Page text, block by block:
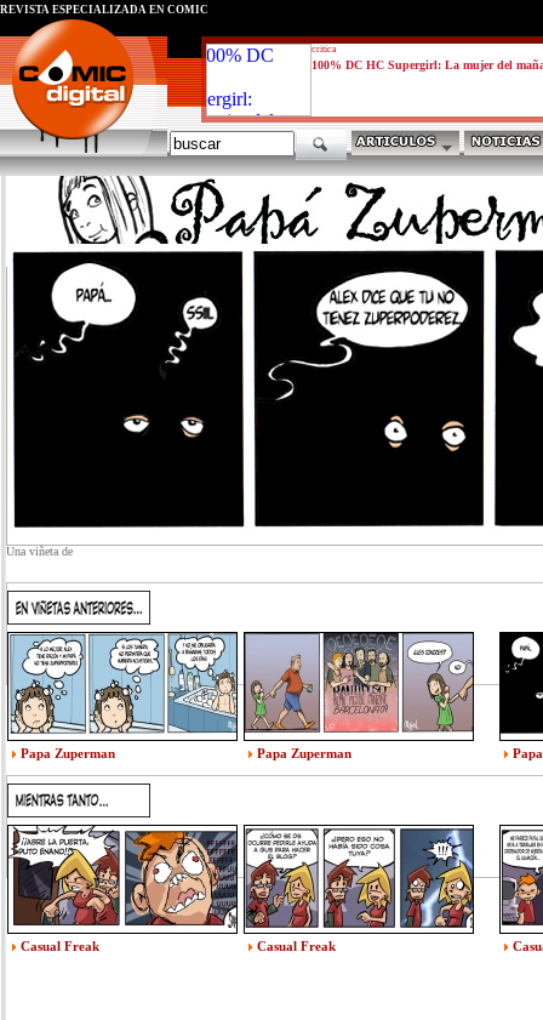
critica
100% DC HC Supergirl: La mujer del
REVISTA ESPECIALIZADA EN CÓMIC
Una viñeta de
Papa Zuperman Papa Zuperman
Casual Freak Casual Freak